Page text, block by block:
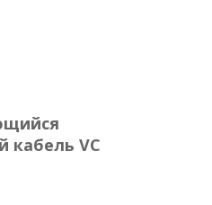
кабель VC